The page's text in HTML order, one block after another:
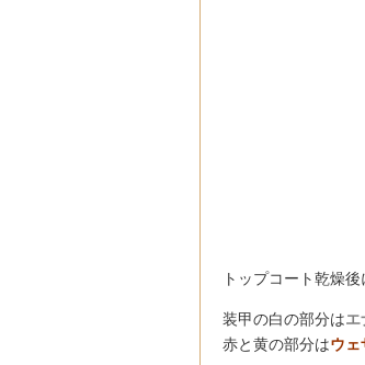
トップコート乾燥
装甲の白の部分はエ
赤と黄の部分はウ